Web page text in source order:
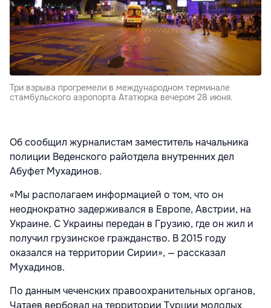
Три взрыва прогремели в международном терминале
стамбульского аэропорта Ататюрка вечером 28 июня.
Об сообщил журналистам заместитель начальника
полиции Веденского райотдела внутренних дел
Абуфет Мухадинов.
«Мы располагаем информацией о том, что он
неоднократно задерживался в Европе, Австрии, на
Украине. С Украины передан в Грузию, где он жил и
получил грузинское гражданство. В 2015 году
оказался на территории Сирии», — рассказал
Мухадинов.
По данным чеченских правоохранительных органов,